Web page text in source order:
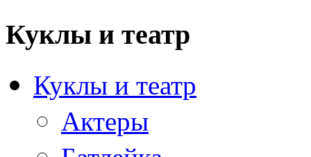
Куклы и театр
Куклы и театр
Актеры